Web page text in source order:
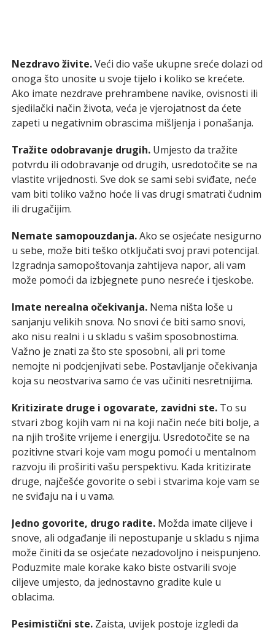
Nezdravo živite.Veći dio vaše ukupne sreće dolazi od
onoga što unosite u svoje tijelo i koliko se krećete.
Ako imate nezdrave prehrambene navike, ovisnosti ili
sjedilački način života, veća je vjerojatnost da ćete
zapeti u negativnim obrascima mišljenja i ponašanja.
Tražite odobravanje drugih. Umjesto da tražite
potvrdu ili odobravanje od drugih, usredotočite se na
vlastite vrijednosti. Sve dok se sami sebi sviđate, neće
vam biti toliko važno hoće li vas drugi smatrati čudnim
ili drugačijim.
Nemate samopouzdanja.Ako se osjećate nesigurno
u sebe, može biti teško otključati svoj pravi potencijal.
Izgradnja samopoštovanja zahtijeva napor, ali vam
može pomoći da izbjegnete puno nesreće i tjeskobe.
Imate nerealna očekivanja.Nema ništa loše u
sanjanju velikih snova. No snovi će biti samo snovi,
ako nisu realni i u skladu s vašim sposobnostima.
Važno je znati za što ste sposobni, ali pri tome
nemojte ni podcjenjivati sebe. Postavljanje očekivanja
koja su neostvariva samo će vas učiniti nesretnijima.
Kritizirate druge i ogovarate, zavidni ste.To su
stvari zbog kojih vam ni na koji način neće biti bolje, a
na njih trošite vrijeme i energiju. Usredotočite se na
pozitivne stvari koje vam mogu pomoći u mentalnom
razvoju ili proširiti vašu perspektivu. Kada kritizirate
druge, najčešće govorite o sebi i stvarima koje vam se
ne sviđaju na i u vama.
Jedno govorite, drugo radite. Možda imate ciljeve i
snove, ali odgađanje ili nepostupanje u skladu s njima
može činiti da se osjećate nezadovoljno i neispunjeno.
Poduzmite male korake kako biste ostvarili svoje
ciljeve umjesto, da jednostavno gradite kule u
oblacima.
Pesimistični ste.Zaista, uvijek postoje izgledi da